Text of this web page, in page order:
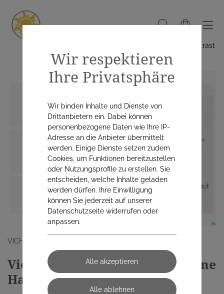
Hoher Kontrast
VICHY (COSMETIQUE ACTIVE)
Vichy Nutrilogie 2 Sehr Trockene
Haut 50ml
Wir respektieren
Ihre Privatsphäre
Wir binden Inhalte und Dienste von
Drittanbietern ein. Dabei können
personenbezogene Daten wie Ihre IP-
Adresse an die Anbieter übermittelt
werden. Einige Dienste setzen zudem
Cookies, um Funktionen bereitzustellen
oder Nutzungsprofile zu erstellen. Sie
entscheiden, welche Inhalte geladen
werden dürfen. Ihre Einwilligung
können Sie jederzeit auf unserer
Datenschutzseite widerrufen oder
anpassen.